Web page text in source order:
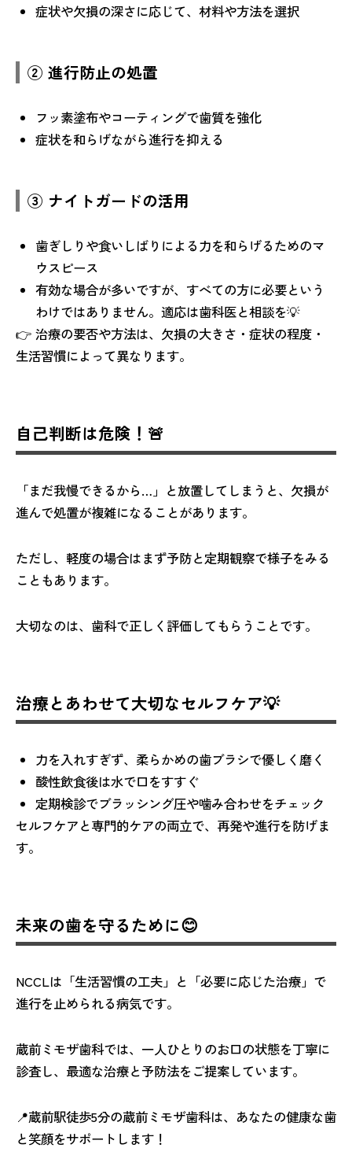
症状や欠損の深さに応じて、材料や方法を選択
② 進行防止の処置
フッ素塗布やコーティングで歯質を強化
症状を和らげながら進行を抑える
③ ナイトガードの活用
歯ぎしりや食いしばりによる力を和らげるためのマ
ウスピース
有効な場合が多いですが、すべての方に必要という
わけではありません。適応は歯科医と相談を💡
👉 治療の要否や方法は、欠損の大きさ・症状の程度・
生活習慣によって異なります。
自己判断は危険！🚨
「まだ我慢できるから…」と放置してしまうと、欠損が
進んで処置が複雑になることがあります。
ただし、軽度の場合はまず予防と定期観察で様子をみる
こともあります。
大切なのは、歯科で正しく評価してもらうことです。
治療とあわせて大切なセルフケア💡
力を入れすぎず、柔らかめの歯ブラシで優しく磨く
酸性飲食後は水で口をすすぐ
定期検診でブラッシング圧や噛み合わせをチェック
セルフケアと専門的ケアの両立で、再発や進行を防げま
す。
未来の歯を守るために😊
NCCLは「生活習慣の工夫」と「必要に応じた治療」で
進行を止められる病気です。
蔵前ミモザ歯科では、一人ひとりのお口の状態を丁寧に
診査し、最適な治療と予防法をご提案しています。
📍蔵前駅徒歩5分の蔵前ミモザ歯科は、あなたの健康な歯
と笑顔をサポートします！